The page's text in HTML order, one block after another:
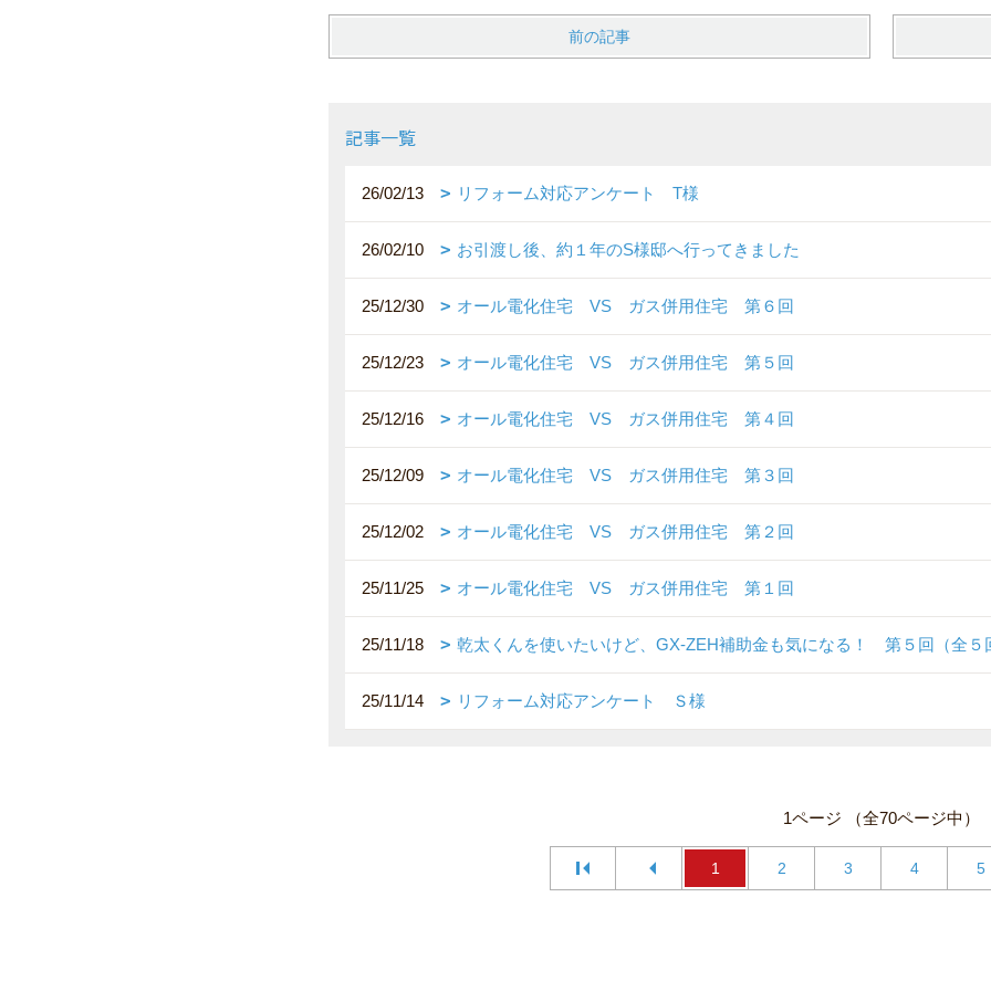
前の記事
記事一覧
26/02/13 リフォーム対応アンケート T様
26/02/10 お引渡し後、約１年のS様邸へ行ってきました
25/12/30 オール電化住宅 VS ガス併用住宅 第６回
25/12/23 オール電化住宅 VS ガス併用住宅 第５回
25/12/16 オール電化住宅 VS ガス併用住宅 第４回
25/12/09 オール電化住宅 VS ガス併用住宅 第３回
25/12/02 オール電化住宅 VS ガス併用住宅 第２回
25/11/25 オール電化住宅 VS ガス併用住宅 第１回
25/11/18 乾太くんを使いたいけど、GX-ZEH補助金も気になる！ 第５回（全５
25/11/14 リフォーム対応アンケート Ｓ様
1ページ （全70ページ中）
1 2 3 4 5